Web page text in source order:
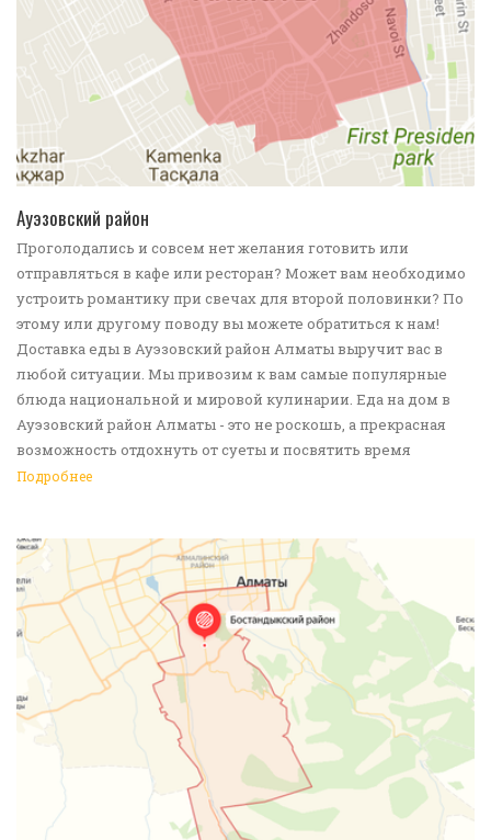
Ауэзовский район
Проголодались и совсем нет желания готовить или
отправляться в кафе или ресторан? Может вам необходимо
устроить романтику при свечах для второй половинки? По
этому или другому поводу вы можете обратиться к нам!
Доставка еды в Ауэзовский район Алматы выручит вас в
любой ситуации. Мы привозим к вам самые популярные
блюда национальной и мировой кулинарии. Еда на дом в
Ауэзовский район Алматы - это не роскошь, а прекрасная
возможность отдохнуть от суеты и посвятить время
хорошему общению с близкими. Обращайтесь!
Подробнее